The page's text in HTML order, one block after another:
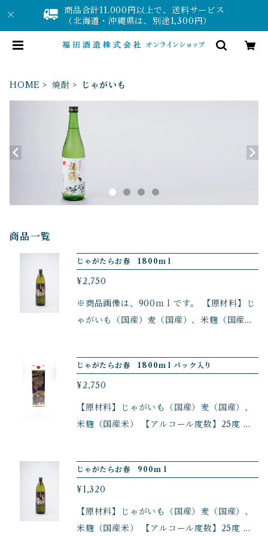
商品合計11.000円以上で、送料サービス
（北海道・沖縄県は、別途1,300円）
HOME 焼酎 じゃがいも
商品一覧
じゃがたらお春 1800ｍｌ
¥2,750
※商品画像は、900ｍｌです。 【原材料】じ
ゃがいも（国産）麦（国産）、米麴（国産
せがなく、すっきりとした味わいが特徴で
す。 飲み方は、お好みで。 ※画像は、900
ｍｌです。
じゃがたらお春 1800ｍｌパック入り
¥2,750
【原材料】じゃがいも（国産）麦（国産）、
米麴（国産米） 【アルコール度数】25度
が特徴です。 飲み方は、お好みで。
じゃがたらお春 900ｍｌ
¥1,320
【原材料】じゃがいも（国産）麦（国産）、
米麴（国産米） 【アルコール度数】25度